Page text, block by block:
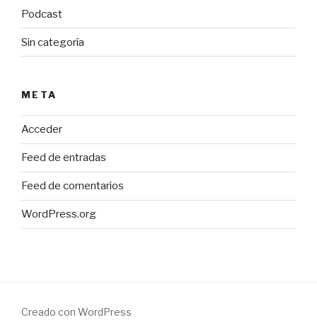
Podcast
Sin categoría
META
Acceder
Feed de entradas
Feed de comentarios
WordPress.org
Creado con WordPress